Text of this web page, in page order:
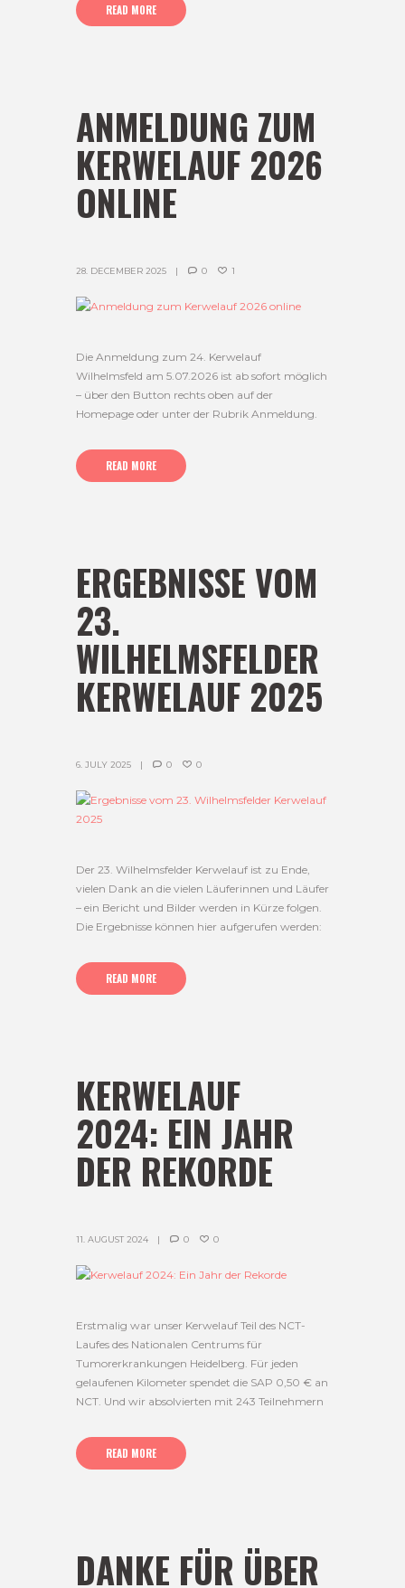
READ MORE
ANMELDUNG ZUM
KERWELAUF 2026
ONLINE
28. DECEMBER 2025 0 1
Die Anmeldung zum 24. Kerwelauf
Wilhelmsfeld am 5.07.2026 ist ab sofort möglich
– über den Button rechts oben auf der
Homepage oder unter der Rubrik Anmeldung.
READ MORE
ERGEBNISSE VOM
23.
WILHELMSFELDER
KERWELAUF 2025
6. JULY 2025 0 0
Der 23. Wilhelmsfelder Kerwelauf ist zu Ende,
vielen Dank an die vielen Läuferinnen und Läufer
– ein Bericht und Bilder werden in Kürze folgen.
Die Ergebnisse können hier aufgerufen werden:
READ MORE
KERWELAUF
2024: EIN JAHR
DER REKORDE
11. AUGUST 2024 0 0
Erstmalig war unser Kerwelauf Teil des NCT-
Laufes des Nationalen Centrums für
Tumorerkrankungen Heidelberg. Für jeden
gelaufenen Kilometer spendet die SAP 0,50 € an
NCT. Und wir absolvierten mit 243 Teilnehmern
READ MORE
DANKE FÜR ÜBER